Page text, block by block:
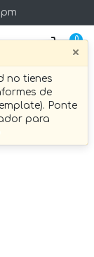
×
no tienes
de
Ponte
para
0
Encontrado.